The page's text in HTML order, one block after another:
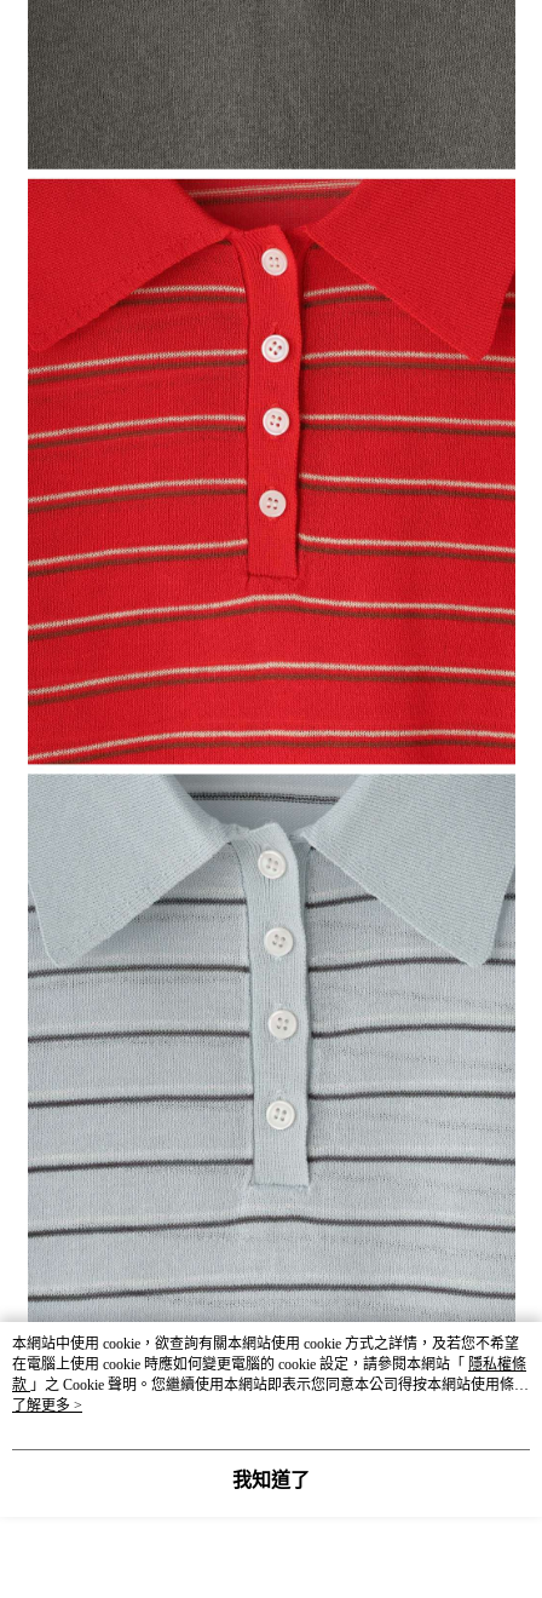
本網站中使用 cookie，欲查詢有關本網站使用 cookie 方式之詳情，及若您不希望
在電腦上使用 cookie 時應如何變更電腦的 cookie 設定，請參閱本網站「 隱私權條
款 」之 Cookie 聲明。您繼續使用本網站即表示您同意本公司得按本網站使用條款
之 Cookie 聲明使用 cookie。
了解更多 >
我知道了